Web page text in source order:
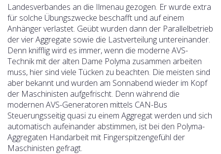
Landesverbandes an die Ilmenau gezogen. Er wurde extra
für solche Übungszwecke beschafft und auf einem
Anhänger verlastet. Geübt wurden dann der Parallelbetrieb
der vier Aggregate sowie die Lastverteilung untereinander.
Denn knifflig wird es immer, wenn die moderne AVS-
Technik mit der alten Dame Polyma zusammen arbeiten
muss, hier sind viele Tücken zu beachten. Die meisten sind
aber bekannt und wurden am Sonnabend wieder im Kopf
der Maschinisten aufgefrischt. Denn während die
modernen AVS-Generatoren mittels CAN-Bus
Steuerungsseitig quasi zu einem Aggregat werden und sich
automatisch aufeinander abstimmen, ist bei den Polyma-
Aggregaten Handarbeit mit Fingerspitzengefühl der
Maschinisten gefragt.